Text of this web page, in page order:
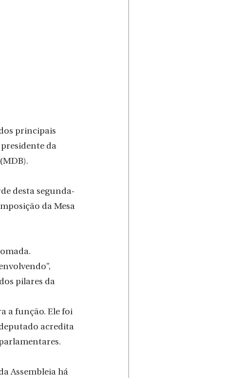
principais
da
desta segunda-
da Mesa
pilares da
a função. Ele foi
acredita
Assembleia há